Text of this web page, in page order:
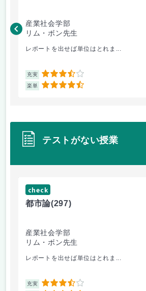
産業社会学部
リム・ボン先生
レポートを出せば単位はとれま...
充実 3.5
楽単 4.5
テストがない授業
check
都市論(297)
産業社会学部
リム・ボン先生
レポートを出せば単位はとれま...
充実 3.5